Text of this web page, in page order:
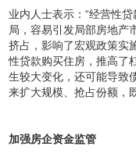
业内人士表示：“经营性
局，容易引发局部房地产
挤占，影响了宏观政策实
性贷款购买住房，推高了
生较大变化，还可能导致
来扩大规模、抢占份额，
加强房企资金监管